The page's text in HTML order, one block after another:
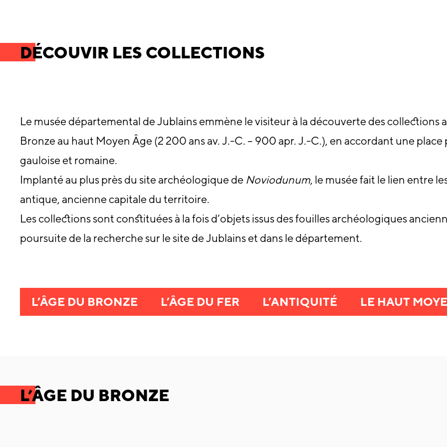
DÉCOUVIR LES COLLECTIONS
Le musée départemental de Jublains emmène le visiteur à la découverte des collections
Bronze au haut Moyen Âge (2 200 ans av. J.-C. – 900 apr. J.-C.), en accordant une
gauloise et romaine.
Implanté au plus près du site archéologique de Noviodunum, le musée fait le lien entre
antique, ancienne capitale du territoire.
Les collections sont constituées à la fois d’objets issus des fouilles archéologiques
poursuite de la recherche sur le site de Jublains et dans le département.
L’ÂGE DU BRONZE L’ÂGE DU FER L’ANTIQUITÉ LE HAUT
L’ÂGE DU BRONZE